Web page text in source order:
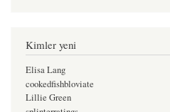
Kimler yeni
Elisa Lang
cookedfishbloviate
Lillie Green